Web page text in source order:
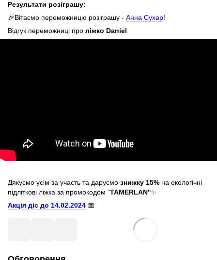
Результати розіграшу:
🎉Вітаємо переможницю розіграшу - Анна Сухар!
Відгук переможниці про ліжко Daniel
Дякуємо усім за участь та даруємо знижку 15% на екологічні
підліткові ліжка за промокодом "TAMERLAN"✨
Акція діє до 14.02.2024 📅